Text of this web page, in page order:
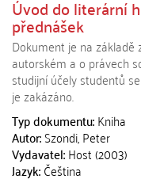
Úvod do literární
přednášek
Dokument je na základě
autorském a o právech
studijní účely studentů
je zakázáno.
Typ dokumentu:Kniha
Autor:Szondi, Peter
Vydavatel:Host (2003)
Jazyk:Čeština